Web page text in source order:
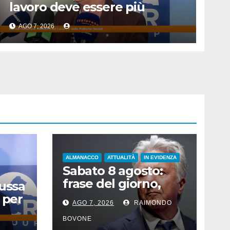
lavoro deve essere più
sicuro”
AGO 7, 2026
per
ALMANACCO ATTUALITÀ IN EVIDENZA
Sabato 8 agosto:
frase del giorno,
santi del giorno, nati
famosi, accadde
oggi
AGO 7, 2026 RAIMONDO
BOVONE